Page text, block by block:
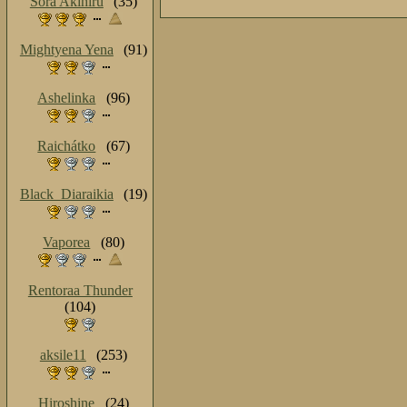
Mightyena Yena (91)
Ashelinka (96)
Raichátko (67)
Black_Diaraikia (19)
Vaporea (80)
Rentoraa Thunder
(104)
aksile11 (253)
Hiroshine (24)